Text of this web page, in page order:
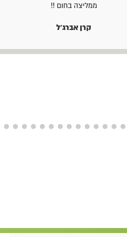
ממליצה בחום !!
קרן אברג'ל